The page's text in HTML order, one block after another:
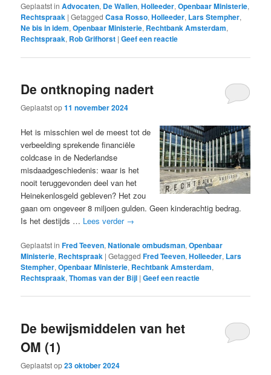
Geplaatst in Advocaten, De Wallen,Holleeder,Openbaar Ministerie,
Rechtspraak |Getagged Casa Rosso,Holleeder, Lars Stempher,
Ne bis in idem,Openbaar Ministerie, Rechtbank Amsterdam,
Rechtspraak, Rob Grifhorst |Geef een reactie
De ontknoping nadert
Geplaatst op11 november 2024
Het is misschien wel de meest tot de
verbeelding sprekende financiële
coldcase in de Nederlandse
misdaadgeschiedenis: waar is het
nooit teruggevonden deel van het
Heinekenlosgeld gebleven? Het zou
gaan om ongeveer 8 miljoen gulden. Geen kinderachtig bedrag.
Is het destijds … Lees verder →
Geplaatst in Fred Teeven,Nationale ombudsman,Openbaar
Ministerie, Rechtspraak |Getagged Fred Teeven,Holleeder, Lars
Stempher,Openbaar Ministerie, Rechtbank Amsterdam,
Rechtspraak,Thomas van der Bijl |Geef een reactie
De bewijsmiddelen van het
OM (1)
Geplaatst op23 oktober 2024